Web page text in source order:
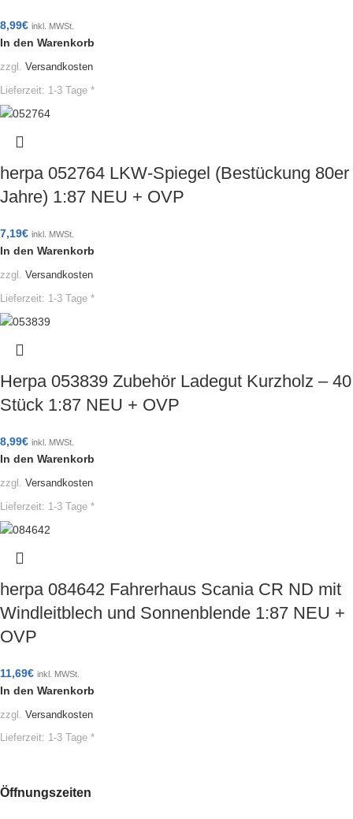
8,99€ inkl. MWSt.
In den Warenkorb
zzgl. Versandkosten
Lieferzeit: 1-3 Tage *
herpa 052764 LKW-Spiegel (Bestückung 80er
Jahre) 1:87 NEU + OVP
7,19€ inkl. MWSt.
In den Warenkorb
zzgl. Versandkosten
Lieferzeit: 1-3 Tage *
Herpa 053839 Zubehör Ladegut Kurzholz – 40
Stück 1:87 NEU + OVP
8,99€ inkl. MWSt.
In den Warenkorb
zzgl. Versandkosten
Lieferzeit: 1-3 Tage *
herpa 084642 Fahrerhaus Scania CR ND mit
Windleitblech und Sonnenblende 1:87 NEU +
OVP
11,69€ inkl. MWSt.
In den Warenkorb
zzgl. Versandkosten
Lieferzeit: 1-3 Tage *
Öffnungszeiten